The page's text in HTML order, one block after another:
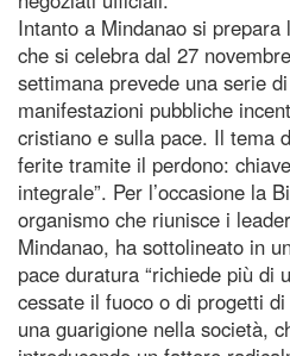
Intanto a Mindanao si
che si celebra dal 27
settimana prevede una serie
manifestazioni pubbliche
cristiano e sulla pace. Il tema
ferite tramite il perdono:
integrale”. Per l’occasione la
organismo che riunisce i
Mindanao, ha sottolineato in
pace duratura “richiede più di
cessate il fuoco o di progetti
una guarigione nella società,